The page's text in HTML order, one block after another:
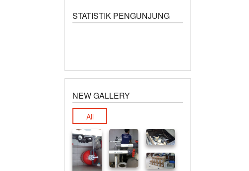
STATISTIK PENGUNJUNG
NEW GALLERY
All